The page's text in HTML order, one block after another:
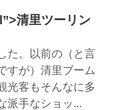
清里ツーリン
た。以前の（と言
すが）清里ブーム
光客もそんなに多
派手なショッ...